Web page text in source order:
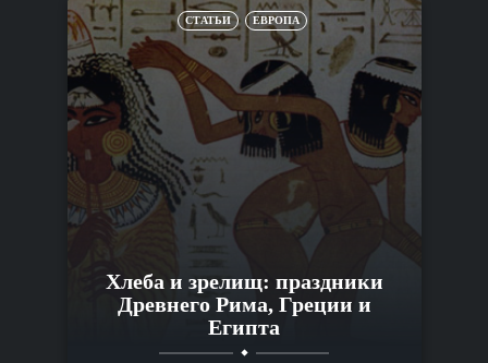
СТАТЬИ ЕВРОПА
Хлеба и зрелищ: праздники
Древнего Рима, Греции и
Египта